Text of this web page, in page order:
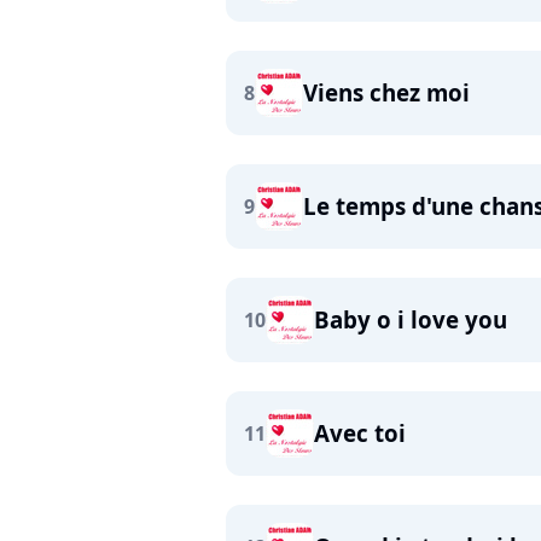
8 Viens chez moi
9 Le temps d'une
10 Baby o i love you
11 Avec toi